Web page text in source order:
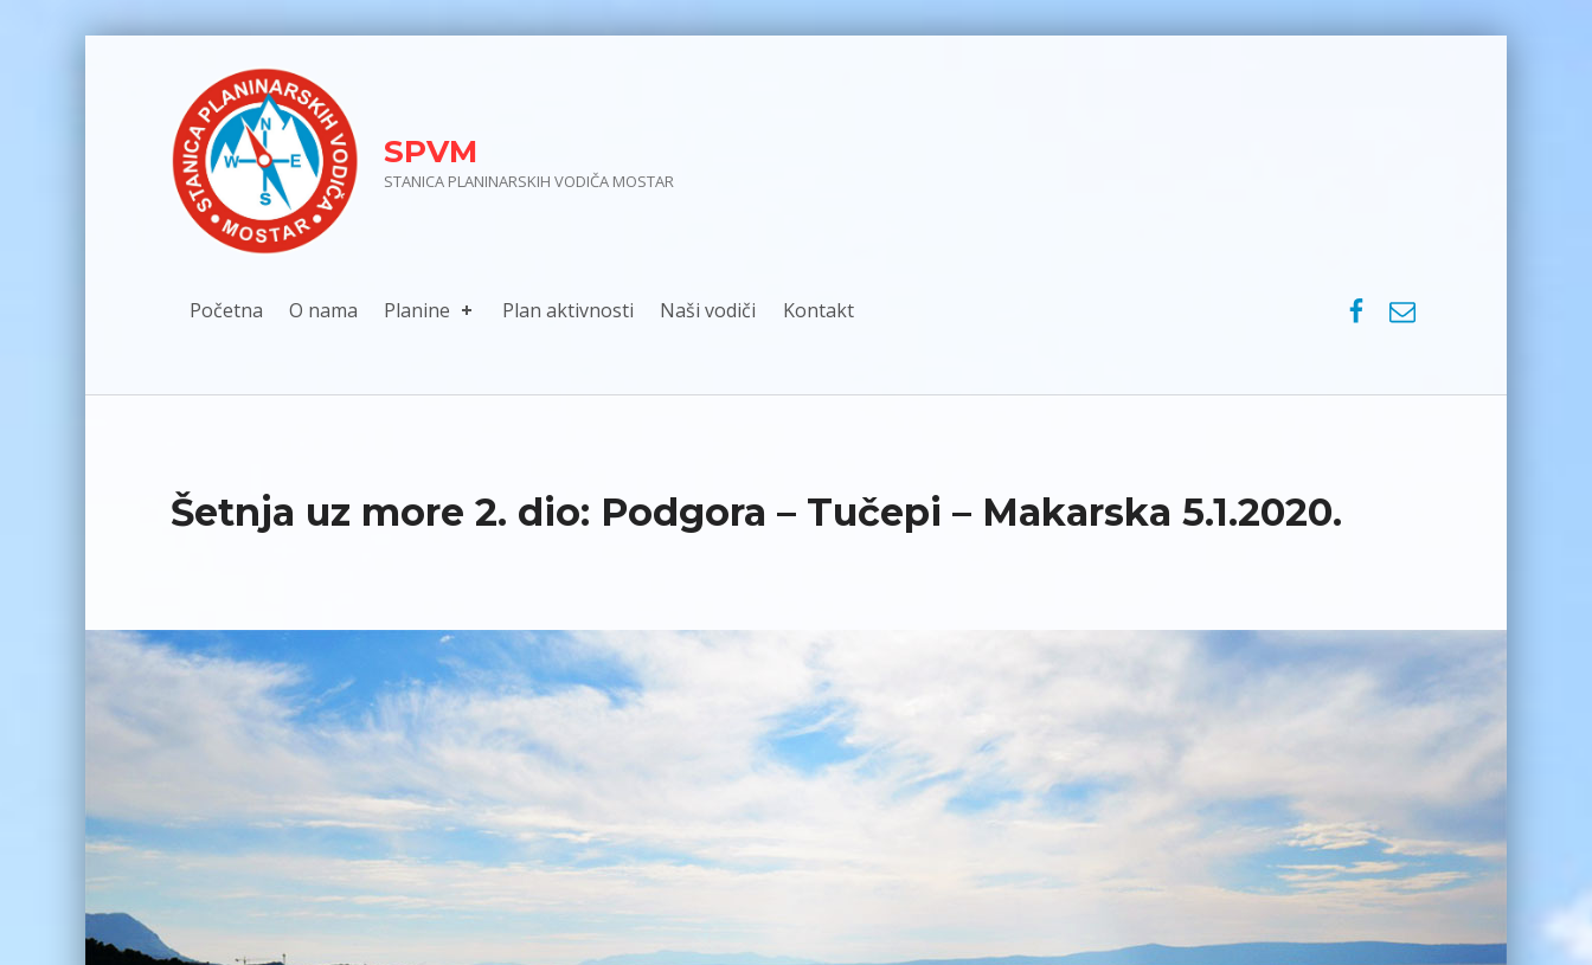
Skip to main navigation
Skip to main content
Skip to footer
SPVM
STANICA PLANINARSKIH VODIČA MOSTAR
Početna O nama Planine Plan aktivnosti Naši vodiči Kontakt
Šetnja uz more 2. dio: Podgora – Tučepi – Makarska 5.1.2020.